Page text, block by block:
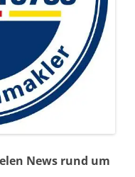
News rund um